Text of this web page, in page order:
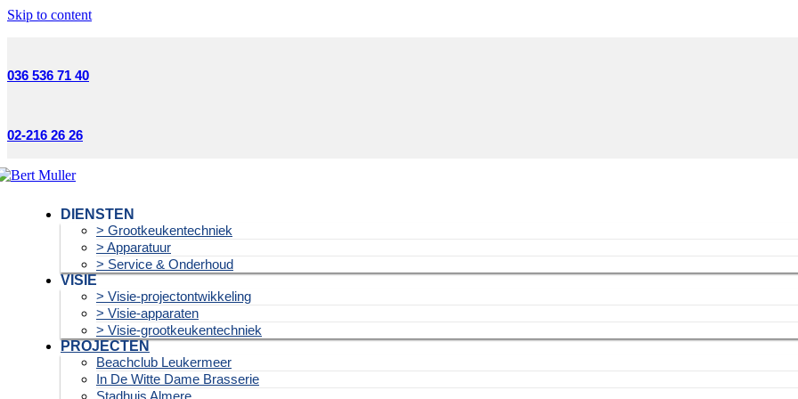
Skip to content
036 536 71 40
02-216 26 26
DIENSTEN
> Grootkeukentechniek
> Apparatuur
> Service & Onderhoud
VISIE
> Visie-projectontwikkeling
> Visie-apparaten
> Visie-grootkeukentechniek
PROJECTEN
Beachclub Leukermeer
In De Witte Dame Brasserie
Stadhuis Almere